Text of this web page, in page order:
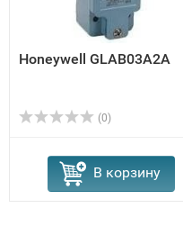
Honeywell GLAB03A2A
(0)
В корзину